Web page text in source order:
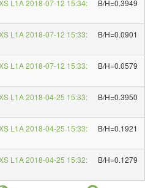
L1A 2018-07-12 15:34:
B/H=0.3949
L1A 2018-07-12 15:33:
B/H=0.0901
L1A 2018-07-12 15:33:
B/H=0.0579
L1A 2018-04-25 15:33:
B/H=0.3950
L1A 2018-04-25 15:33:
B/H=0.1921
L1A 2018-04-25 15:32:
B/H=0.1279